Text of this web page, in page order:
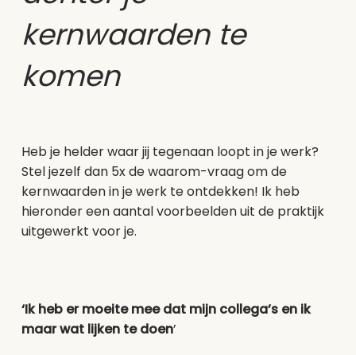
kernwaarden te
komen
Heb je helder waar jij tegenaan loopt in je werk?
Stel jezelf dan 5x de waarom-vraag om de
kernwaarden in je werk te ontdekken! Ik heb
hieronder een aantal voorbeelden uit de praktijk
uitgewerkt voor je.
‘Ik heb er moeite mee dat mijn collega’s en ik
maar wat lijken te doen’